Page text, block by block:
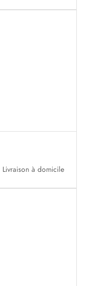
Livraison à domicile